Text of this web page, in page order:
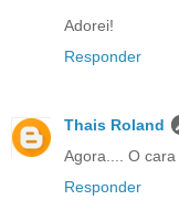
Adorei!
Responder
Thais Roland
Agora.... O
Responder